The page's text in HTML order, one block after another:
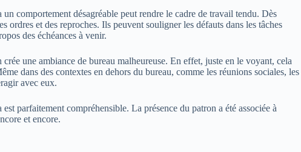
comportement désagréable peut rendre le cadre de travail tendu. Dès
ordres et des reproches. Ils peuvent souligner les défauts dans les tâches
des échéances à venir.
une ambiance de bureau malheureuse. En effet, juste en le voyant, cela
dans des contextes en dehors du bureau, comme les réunions sociales, les
avec eux.
parfaitement compréhensible. La présence du patron a été associée à
et encore.